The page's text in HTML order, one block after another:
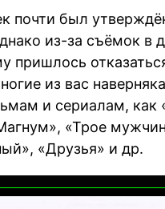
почти был
из-за съёмок в
пришлось
из вас
и сериалам, как
«Трое
«Друзья» и др.